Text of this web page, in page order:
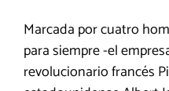
Marcada por cuatro
para siempre -el
revolucionario francés